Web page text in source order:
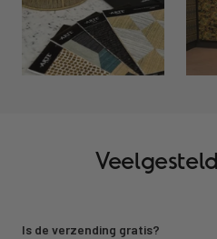
Is de verzending gratis?